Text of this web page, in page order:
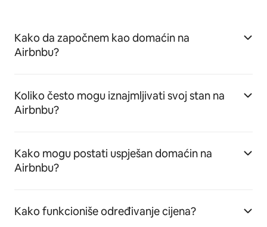
Kako da započnem kao domaćin na
Airbnbu?
Koliko često mogu iznajmljivati svoj stan na
Airbnbu?
Kako mogu postati uspješan domaćin na
Airbnbu?
Kako funkcioniše određivanje cijena?